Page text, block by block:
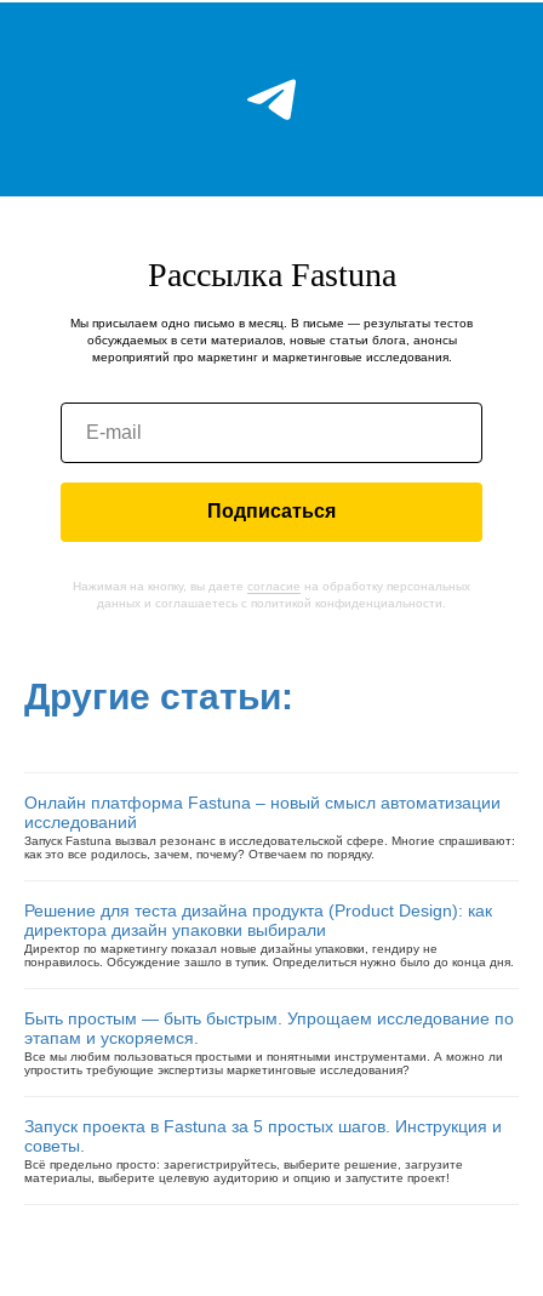
Рассылка Fastuna
Мы присылаем одно письмо в месяц. В письме — результаты тестов
обсуждаемых в сети материалов, новые статьи блога, анонсы
мероприятий про маркетинг и маркетинговые исследования.
Подписаться
Нажимая на кнопку, вы даете согласие на обработку персональных
данных и соглашаетесь c политикой конфиденциальности.
Другие статьи:
Онлайн платформа Fastuna – новый смысл автоматизации
исследований
Запуск Fastuna вызвал резонанс в исследовательской сфере. Многие спрашивают:
как это все родилось, зачем, почему? Отвечаем по порядку.
Решение для теста дизайна продукта (Product Design): как
директора дизайн упаковки выбирали
Директор по маркетингу показал новые дизайны упаковки, гендиру не
понравилось. Обсуждение зашло в тупик. Определиться нужно было до конца дня.
Быть простым — быть быстрым. Упрощаем исследование по
этапам и ускоряемся.
Все мы любим пользоваться простыми и понятными инструментами. А можно ли
упростить требующие экспертизы маркетинговые исследования?
Запуск проекта в Fastuna за 5 простых шагов. Инструкция и
советы.
Всё предельно просто: зарегистрируйтесь, выберите решение, загрузите
материалы, выберите целевую аудиторию и опцию и запустите проект!
Как это
Кейсы
начать
Настройка
аудитория
Правовая